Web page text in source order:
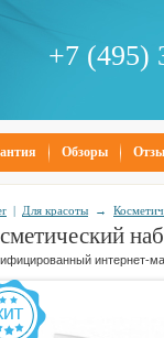
+7 (495)
Обзоры
| Для красоты →
интернет-